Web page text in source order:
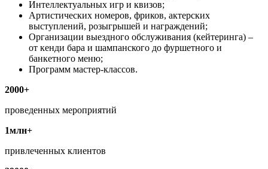
Интеллектуальных игр и квизов;
Артистических номеров, фриков, актерских
выступлений, розыгрышей и награждений;
Организации выездного обслуживания (кейтеринга) –
от кенди бара и шампанского до фуршетного и
банкетного меню;
Программ мастер-классов.
2000+
проведенных мероприятий
1млн+
привлеченных клиентов